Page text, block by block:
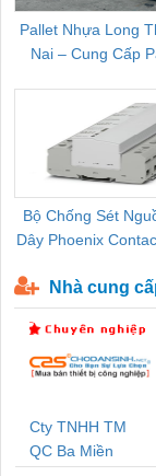
Pallet Nhựa Long
Nai – Cung Cấp
Bộ Chống Sét
Dây Phoenix
Nhà cung
Cty TNHH TM
QC Ba Miền